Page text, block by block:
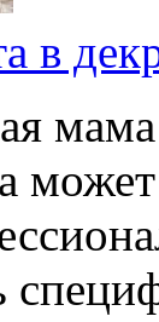
в
мама